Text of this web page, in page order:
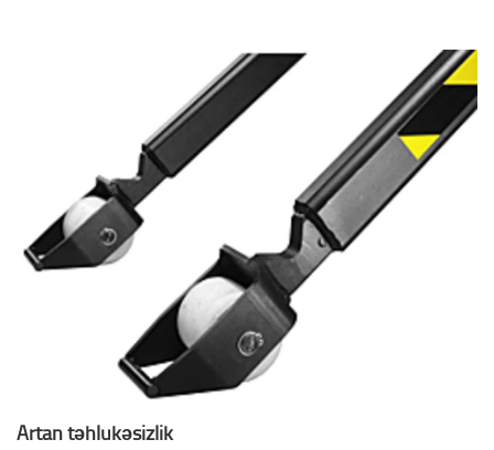
Artan təhlükəsizlik